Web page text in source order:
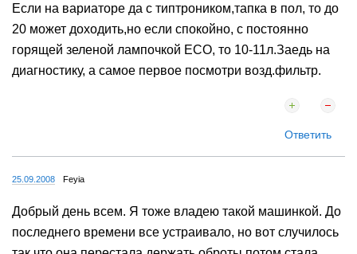
Если на вариаторе да с типтроником,тапка в пол, то до
20 может доходить,но если спокойно, с постоянно
горящей зеленой лампочкой ECO, то 10-11л.Заедь на
диагностику, а самое первое посмотри возд.фильтр.
Ответить
25.09.2008 Feyia
Добрый день всем. Я тоже владею такой машинкой. До
последнего времени все устраивало, но вот случилось